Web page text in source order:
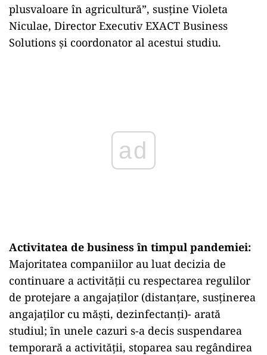
plusvaloare în agricultură”, susţine Violeta
Niculae, Director Executiv EXACT Business
Solutions şi coordonator al acestui studiu.
ad
Activitatea de business ȋn timpul pandemiei:
Majoritatea companiilor au luat decizia de
continuare a activităţii cu respectarea regulilor
de protejare a angajaţilor (distanţare, susţinerea
angajaţilor cu măşti, dezinfectanţi)- arată
studiul; ȋn unele cazuri s-a decis suspendarea
temporară a activităţii, stoparea sau regândirea